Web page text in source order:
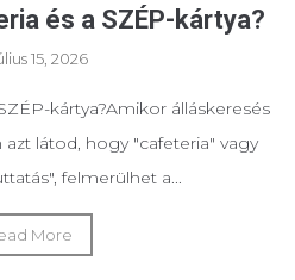
és a SZÉP-kártya?
15, 2026
kártya?Amikor álláskeresés
látod, hogy "cafeteria" vagy
felmerülhet a...
More